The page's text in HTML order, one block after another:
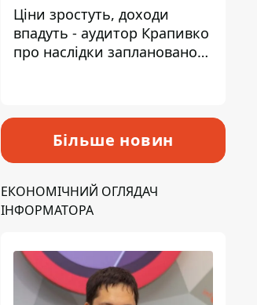
Ціни зростуть, доходи
впадуть - аудитор Крапивко
про наслідки запланованого
Більше новин
ЕКОНОМІЧНИЙ ОГЛЯДАЧ
ІНФОРМАТОРА